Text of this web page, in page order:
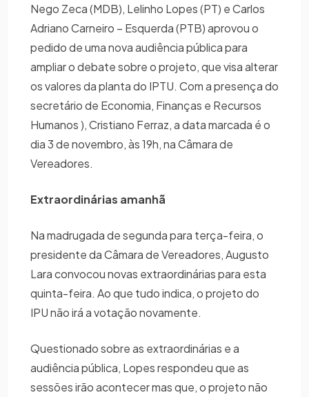
Nego Zeca (MDB), Lelinho Lopes (PT) e Carlos
Adriano Carneiro – Esquerda (PTB) aprovou o
pedido de uma nova audiência pública para
ampliar o debate sobre o projeto, que visa alterar
os valores da planta do IPTU. Com a presença do
secretário de Economia, Finanças e Recursos
Humanos ), Cristiano Ferraz, a data marcada é o
dia 3 de novembro, às 19h, na Câmara de
Vereadores.
Extraordinárias amanhã
Na madrugada de segunda para terça-feira, o
presidente da Câmara de Vereadores, Augusto
Lara convocou novas extraordinárias para esta
quinta-feira. Ao que tudo indica, o projeto do
IPU não irá a votação novamente.
Questionado sobre as extraordinárias e a
audiência pública, Lopes respondeu que as
sessões irão acontecer mas que, o projeto não